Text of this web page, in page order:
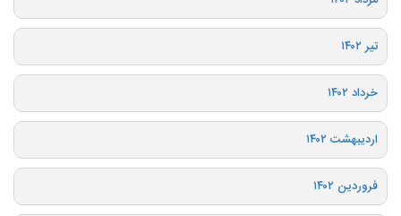
تیر ۱۴۰۲
خرداد ۱۴۰۲
اردیبهشت ۱۴۰۲
فروردین ۱۴۰۲